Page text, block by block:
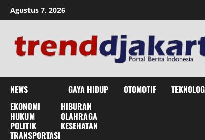
Skip
to
Agustus 7, 2026
NEWS
EKONOMI
HUKUM
POLITIK
TRANSPORTASI
GAYA HIDUP
HIBURAN
OLAHRAGA
KESEHATAN
OTOMOTIF